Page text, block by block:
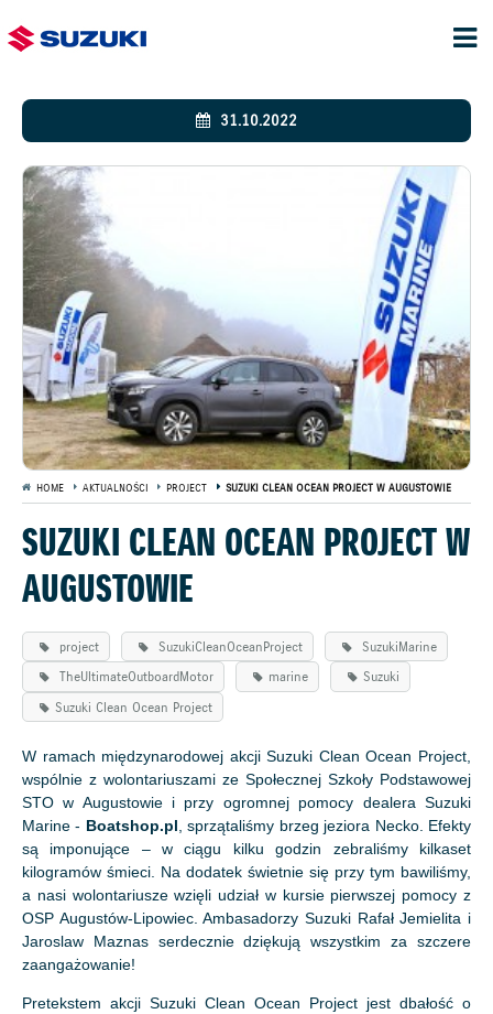
31.10.2022
HOME AKTUALNOŚCI PROJECT SUZUKI CLEAN OCEAN PROJECT W AUGUSTOWIE
SUZUKI CLEAN OCEAN PROJECT W
AUGUSTOWIE
project SuzukiCleanOceanProject
SuzukiMarine
TheUltimateOutboardMotor
marine
Suzuki
Suzuki Clean Ocean Project
W ramach międzynarodowej akcji Suzuki Clean Ocean Project,
wspólnie z wolontariuszami ze Społecznej Szkoły Podstawowej
STO w Augustowie i przy ogromnej pomocy dealera Suzuki
Marine - Boatshop.pl, sprzątaliśmy brzeg jeziora Necko. Efekty
są imponujące – w ciągu kilku godzin zebraliśmy kilkaset
kilogramów śmieci. Na dodatek świetnie się przy tym bawiliśmy,
a nasi wolontariusze wzięli udział w kursie pierwszej pomocy z
OSP Augustów-Lipowiec. Ambasadorzy Suzuki Rafał Jemielita i
Jaroslaw Maznas serdecznie dziękują wszystkim za szczere
zaangażowanie!
Pretekstem akcji Suzuki Clean Ocean Project jest dbałość o